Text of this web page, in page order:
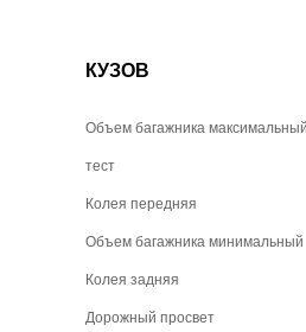
КУЗОВ
Объем багажника максимальный
тест
Колея передняя
Объем багажника минимальный
Колея задняя
Дорожный просвет